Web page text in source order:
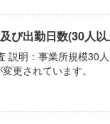
び出勤日数(30人以
説明：事業所規模30
更されています。